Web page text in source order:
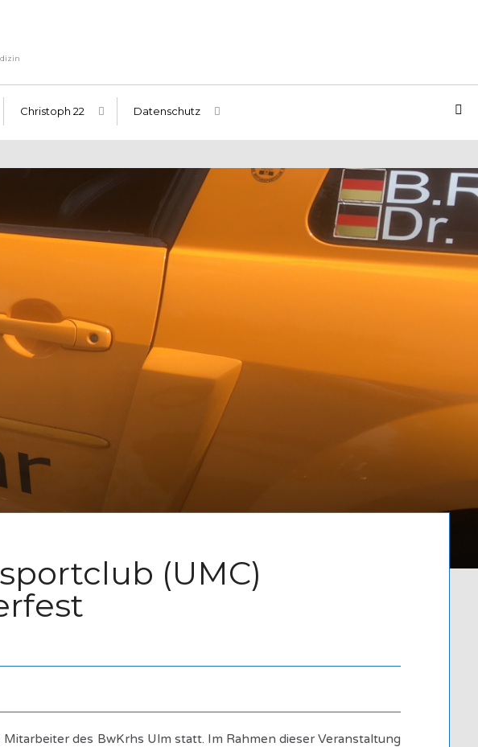
Christoph 22 Datenschutz
(UMC)
des BwKrhs Ulm statt. Im Rahmen dieser Veranstaltung